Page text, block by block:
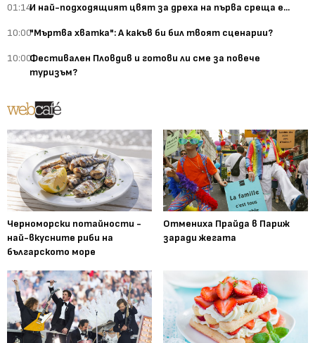
01:14И най-подходящият цвят за дреха на първа среща е...
10:00"Мъртва хватка": А какъв би бил твоят сценарии?
10:00Фестивален Пловдив и готови ли сме за повече
туризъм?
Черноморски потайности -
най-вкусните риби на
българското море
Отмениха Прайда в Париж
заради жегата